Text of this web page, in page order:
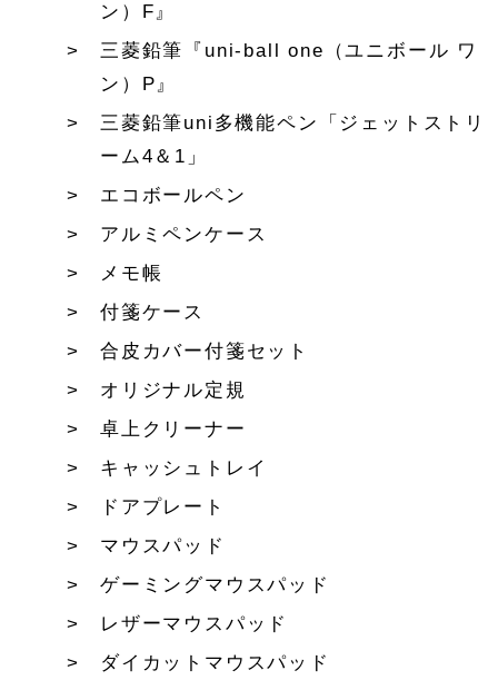
ン）F』
三菱鉛筆『uni-ball one（ユニボール ワ
ン）P』
三菱鉛筆uni多機能ペン「ジェットストリ
ーム4＆1」
エコボールペン
アルミペンケース
メモ帳
付箋ケース
合皮カバー付箋セット
オリジナル定規
卓上クリーナー
キャッシュトレイ
ドアプレート
マウスパッド
ゲーミングマウスパッド
レザーマウスパッド
ダイカットマウスパッド